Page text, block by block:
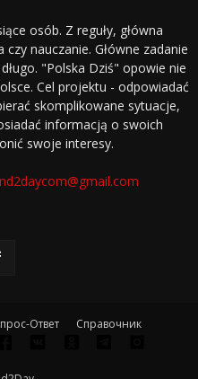
osób. Z reguły, główna
nauczanie. Główne zadanie
"Polska Dziś" opowie nie
Cel projektu - odpowiadać
skomplikowane sytuacje,
informacją o swoich
swoje interesy.
Ответ
Справочник